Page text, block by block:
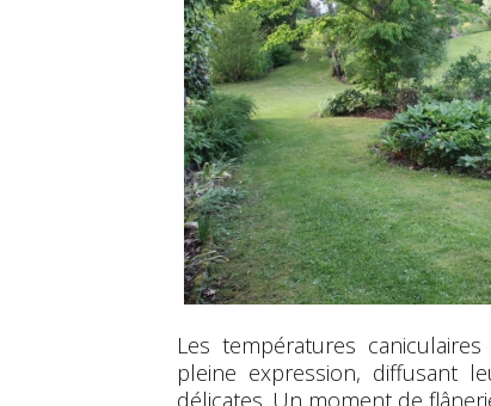
Les températures
pleine expression, diffusant
délicates. Un moment de